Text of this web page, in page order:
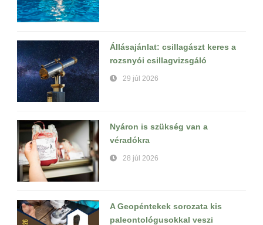
Állásajánlat: csillagászt keres a
rozsnyói csillagvizsgáló
29 júl 2026
Nyáron is szükség van a
véradókra
28 júl 2026
A Geopéntekek sorozata kis
paleontológusokkal veszi